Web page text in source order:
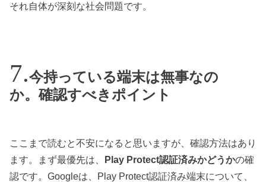
それ自体が深刻な社会問題です。
今持っている端末は無事なの
か。確認すべきポイント
ここまで読むと不安になると思いますが、確認方法はあり
ます。まず最優先は、
Play Protect認証済みかどうかの確
認です。Googleは、Play Protect認証済み端末について、